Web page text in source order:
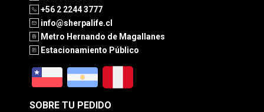
+56 2 2244 3777
info@sherpalife.cl
Metro Hernando de Magallanes
Estacionamiento Público
SOBRE TU PEDIDO